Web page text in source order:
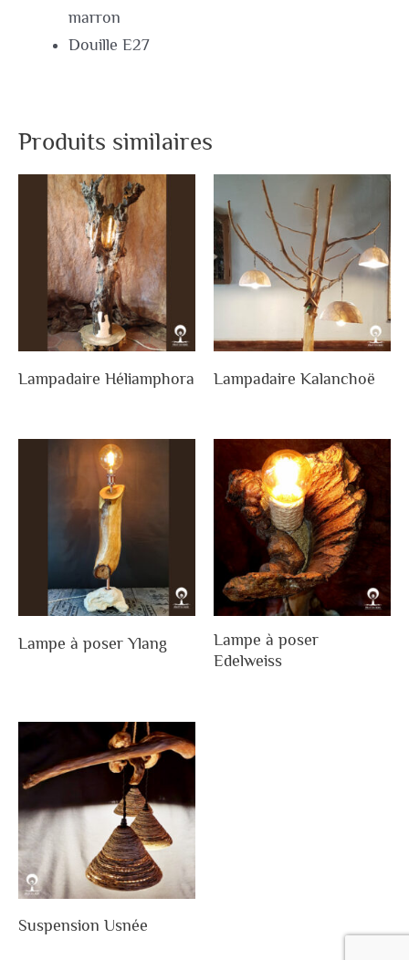
marron
Douille E27
Produits similaires
Lampadaire Héliamphora Lampadaire Kalanchoë
Lampe à poser Ylang
Lampe à poser
Edelweiss
Suspension Usnée